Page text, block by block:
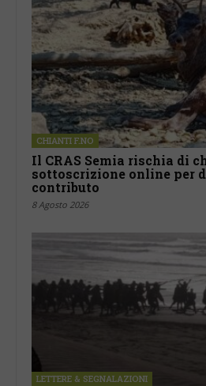
CHIANTI F.NO
Il CRAS Semia rischia di
sottoscrizione online per
contributo
8 Agosto 2026
LETTERE & SEGNALAZIONI